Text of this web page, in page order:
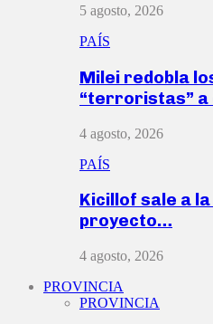
5 agosto, 2026
PAÍS
Milei redobla
“terroristas”
4 agosto, 2026
PAÍS
Kicillof sale a
proyecto…
4 agosto, 2026
PROVINCIA
PROVINCIA